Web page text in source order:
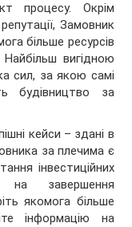
процесу. Окрім
Замовник
більше ресурсів
вигідною
сил, за якою самі
будівництво за
кейси – здані в
за плечима є
інвестиційних
на завершення
якомога більше
інформацію на